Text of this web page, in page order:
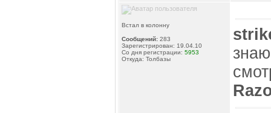
Встал в колонну
Сообщений: 283
Зарегистрирован: 19.04.10
Со дня регистрации: 5953
Откуда: Толбазы